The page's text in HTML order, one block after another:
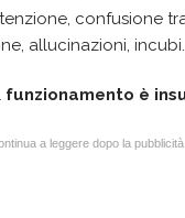
confusione
allucinazioni, incubi.
funzionamento è
a leggere dopo la pubblicità